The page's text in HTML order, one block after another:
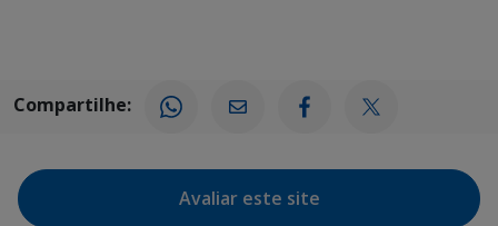
Compartilhe:
Avaliar este site